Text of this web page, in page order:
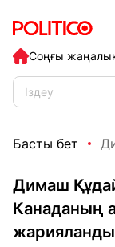
Соңғы
Басты бет
Димаш
Канаданың
жарияланды